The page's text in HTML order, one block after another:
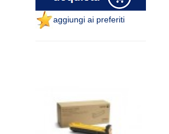
aggiungi ai preferiti